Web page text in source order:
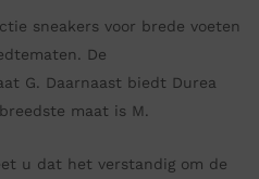
sneakers voor brede voeten
De
G. Daarnaast biedt Durea
maat is M.
u dat het verstandig om de